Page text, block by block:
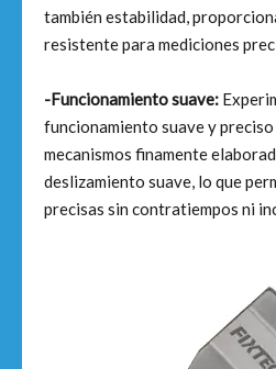
también estabilidad,
resistente para mediciones
-Funcionamiento suave:
funcionamiento suave y preciso
mecanismos finamente
deslizamiento suave, lo que
precisas sin contratiempos ni